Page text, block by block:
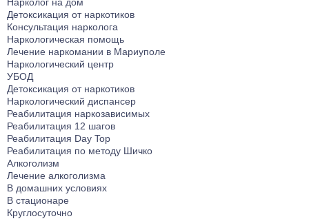
Нарколог на дом
Детоксикация от наркотиков
Консультация нарколога
Наркологическая помощь
Лечение наркомании в Мариуполе
Наркологический центр
УБОД
Детоксикация от наркотиков
Наркологический диспансер
Реабилитация наркозависимых
Реабилитация 12 шагов
Реабилитация Day Top
Реабилитация по методу Шичко
Алкоголизм
Лечение алкоголизма
В домашних условиях
В стационаре
Круглосуточно